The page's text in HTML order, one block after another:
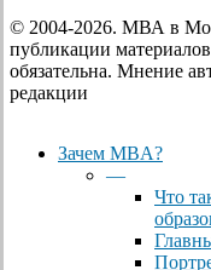
© 2004-2026. МВА в
публикации
обязательна. Мнение
редакции
Close
Зачем MBA?
—
Что